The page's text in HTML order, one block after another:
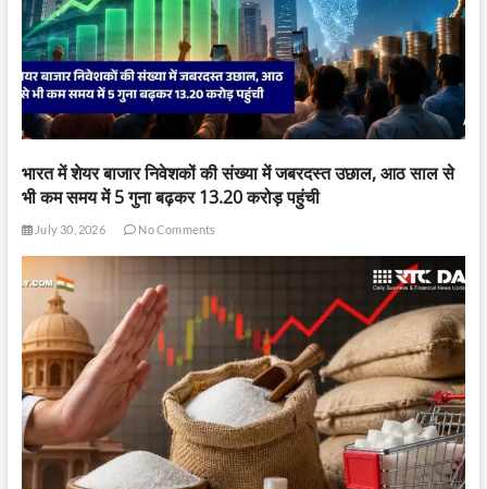
भारत में शेयर बाजार निवेशकों की संख्या में जबरदस्त उछाल, आठ साल से
भी कम समय में 5 गुना बढ़कर 13.20 करोड़ पहुंची
July 30, 2026 No Comments